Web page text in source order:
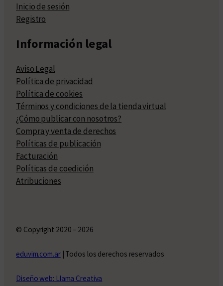
Inicio de sesión
Registro
Información legal
Aviso Legal
Política de privacidad
Política de cookies
Términos y condiciones de la tienda virtual
¿Cómo publicar con nosotros?
Compra y venta de derechos
Políticas de publicación
Facturación
Políticas de coedición
Atribuciones
© Copyright 2020 – 2026
eduvim.com.ar| Todos los derechos reservados
Diseño web: Llama Creativa